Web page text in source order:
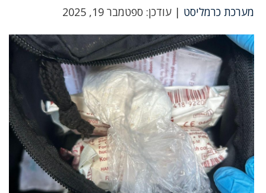
מערכת כרמליסט | עודכן: ספטמבר 19, 2025